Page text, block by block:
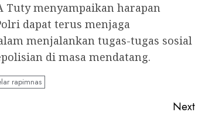
Tuty menyampaikan harapan
dapat terus menjaga
menjalankan tugas-tugas sosial
di masa mendatang.
rapimnas
Next